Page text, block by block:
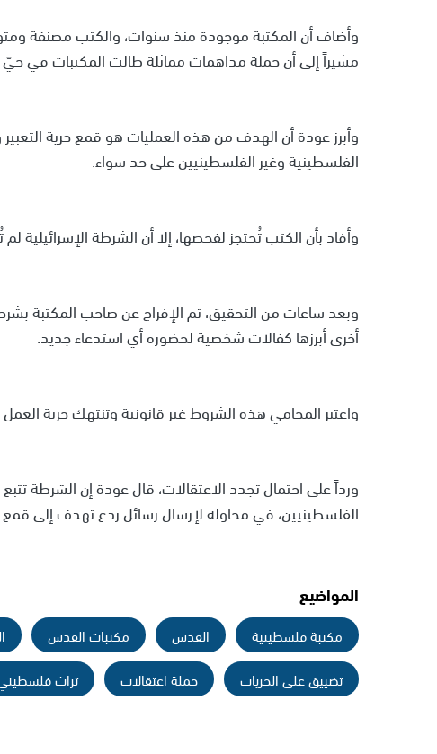
وأضاف أن المكتبة موجودة منذ سنوات، والكتب مصنفة
مشيراً إلى أن حملة مداهمات مماثلة طالت المكتبات في
وأبرز عودة أن الهدف من هذه العمليات هو قمع حرية
الفلسطينية وغير الفلسطينيين على حد سواء.
وأفاد بأن الكتب تُحتجز لفحصها، إلا أن الشرطة
أخرى أبرزها كفالات شخصية لحضوره أي استدعاء جديد.
واعتبر المحامي هذه الشروط غير قانونية وتنتهك حرية
ورداً على احتمال تجدد الاعتقالات، قال عودة إن الشرطة
الفلسطينيين، في محاولة لإرسال رسائل ردع تهدف إلى قمع
المواضيع
مكتبة فلسطينية القدس مكتبات القدس
تضييق على الحريات
حملة اعتقالات تراث